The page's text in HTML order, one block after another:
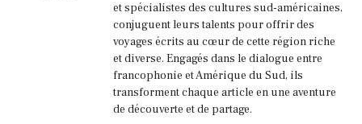
et spécialistes des cultures sud-américaines,
conjuguent leurs talents pour offrir des
voyages écrits au cœur de cette région riche
et diverse. Engagés dans le dialogue entre
francophonie et Amérique du Sud, ils
transforment chaque article en une aventure
de découverte et de partage.